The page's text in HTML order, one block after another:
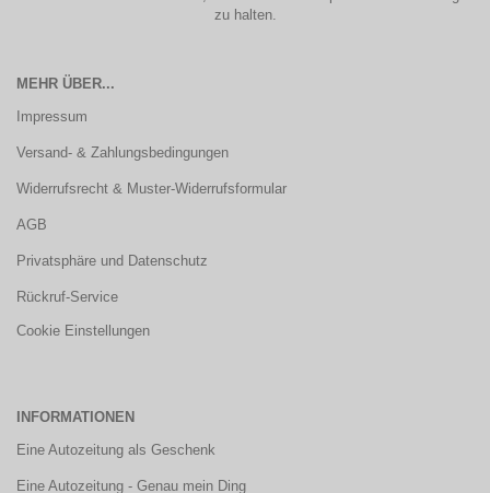
zu halten.
MEHR ÜBER...
Impressum
Versand- & Zahlungsbedingungen
Widerrufsrecht & Muster-Widerrufsformular
AGB
Privatsphäre und Datenschutz
Rückruf-Service
Cookie Einstellungen
INFORMATIONEN
Eine Autozeitung als Geschenk
Eine Autozeitung - Genau mein Ding